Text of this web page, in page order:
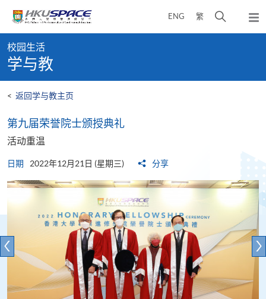
content
ENG 繁
开
弹
出
content
start
校园生活
学与教
< 返回学与教主页
第九届荣誉院士颁授典礼
活动重温
日期 2022年12月21日 (星期三) 分享